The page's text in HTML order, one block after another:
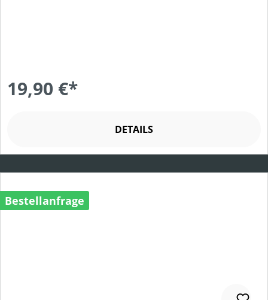
19,90 €*
DETAILS
Bestellanfrage